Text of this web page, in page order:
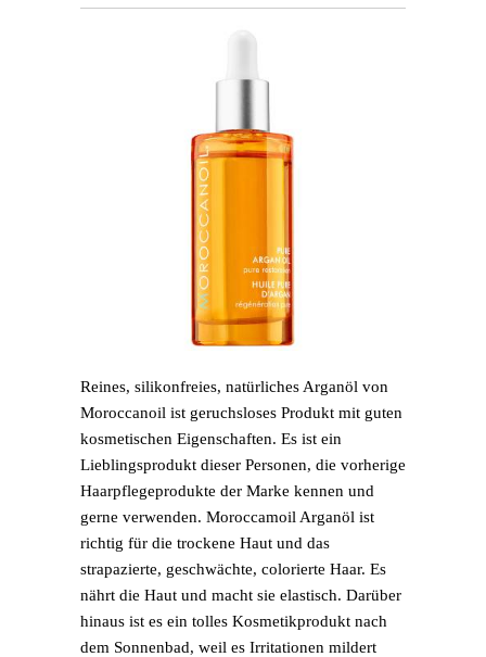
Reines, silikonfreies, natürliches Arganöl von
Moroccanoil ist geruchsloses Produkt mit guten
kosmetischen Eigenschaften. Es ist ein
Lieblingsprodukt dieser Personen, die vorherige
Haarpflegeprodukte der Marke kennen und
gerne verwenden. Moroccamoil Arganöl ist
richtig für die trockene Haut und das
strapazierte, geschwächte, colorierte Haar. Es
nährt die Haut und macht sie elastisch. Darüber
hinaus ist es ein tolles Kosmetikprodukt nach
dem Sonnenbad, weil es Irritationen mildert